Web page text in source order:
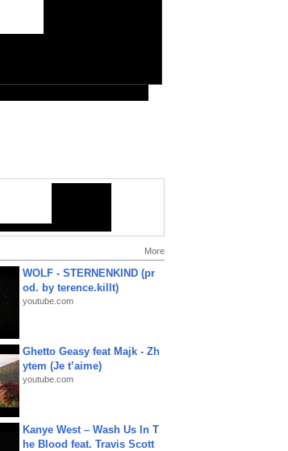
More
WOLF - STERNENKIND (pr
od. by terence.killt)
youtube.com
Ghetto Geasy feat Majk - Zh
ytem (Je t’aime)
youtube.com
Kanye West – Wash Us In T
he Blood feat. Travis Scott